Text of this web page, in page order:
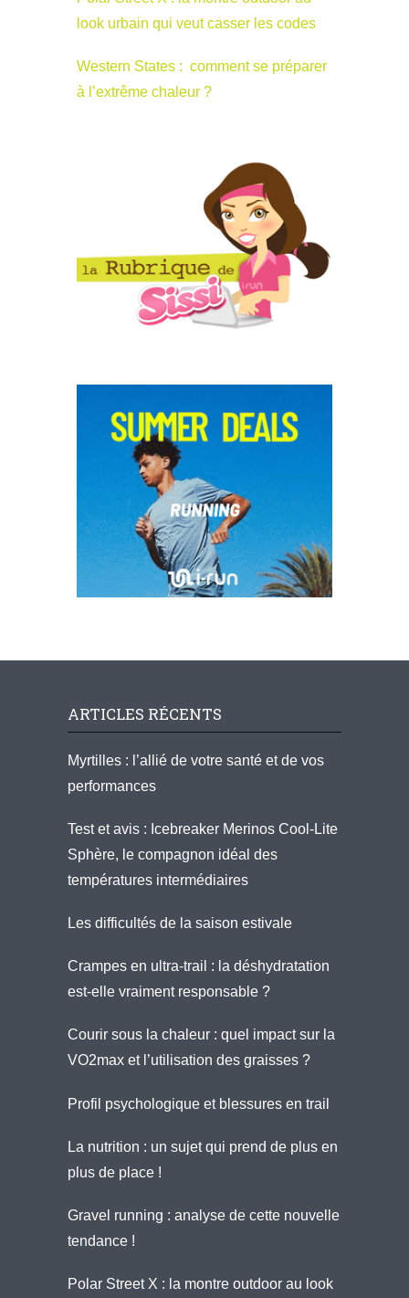
look urbain qui veut casser les codes
Western States : comment se préparer
à l’extrême chaleur ?
ARTICLES RÉCENTS
Myrtilles : l’allié de votre santé et de vos
performances
Test et avis : Icebreaker Merinos Cool-Lite
Sphère, le compagnon idéal des
températures intermédiaires
Les difficultés de la saison estivale
Crampes en ultra-trail : la déshydratation
est-elle vraiment responsable ?
Courir sous la chaleur : quel impact sur la
VO2max et l’utilisation des graisses ?
Profil psychologique et blessures en trail
La nutrition : un sujet qui prend de plus en
plus de place !
Gravel running : analyse de cette nouvelle
tendance !
Polar Street X : la montre outdoor au look